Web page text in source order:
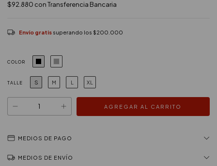
$92.880 conTransferencia Bancaria
Envío gratis superando los $200.000
COLOR
TALLE S M L XL
MEDIOS DE PAGO
MEDIOS DE ENVÍO